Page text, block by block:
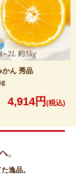
かん 秀品
4,914円 (税込)
。
逸品。